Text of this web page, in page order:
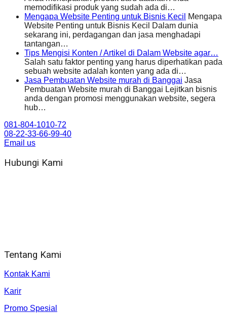
memodifikasi produk yang sudah ada di…
Mengapa Website Penting untuk Bisnis Kecil
Mengapa
Website Penting untuk Bisnis Kecil Dalam dunia
sekarang ini, perdagangan dan jasa menghadapi
tantangan…
Tips Mengisi Konten / Artikel di Dalam Website agar…
Salah satu faktor penting yang harus diperhatikan pada
sebuah website adalah konten yang ada di…
Jasa Pembuatan Website murah di Banggai Jasa
Pembuatan Website murah di Banggai Lejitkan bisnis
anda dengan promosi menggunakan website, segera
hub…
081-804-1010-72
08-22-33-66-99-40
Email us
Hubungi Kami
Tentang Kami
Kontak Kami
Karir
Promo Spesial